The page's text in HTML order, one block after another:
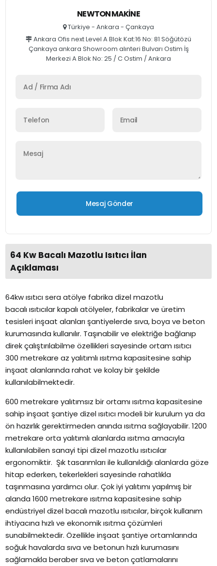
NEWTON MAKINE
Türkiye - Ankara - Çankaya
Ankara Ofis next Level A Blok Kat:16 No: 81 Söğütözü
Çankaya ankara Showroom alınteri Bulvarı Ostim İş
Merkezi A Blok No: 25 / C Ostim / Ankara
64 Kw Bacalı Mazotlu Isıtıcı İlan
Açıklaması
64kw ısıtıcı sera atölye fabrika dizel mazotlu
bacalı ısıtıcılar kapalı atölyeler, fabrikalar ve üretim
tesisleri inşaat alanları şantiyelerde sıva, boya ve beton
kurumasında kullanılır. Taşınabilir ve elektriğe bağlanıp
direk çalıştırılabilme özellikleri sayesinde ortam ısıtıcı
300 metrekare az yalıtımlı ısıtma kapasitesine sahip
inşaat alanlarında rahat ve kolay bir şekilde
kullanılabilmektedir.
600 metrekare yalıtımsız bir ortamı ısıtma kapasitesine
sahip inşaat şantiye dizel ısıtıcı modeli bir kurulum ya da
ön hazırlık gerektirmeden anında ısıtma sağlayabilir. 1200
metrekare orta yalıtımlı alanlarda ısıtma amacıyla
kullanılabilen sanayi tipi dizel mazotlu ısıtıcılar
ergonomiktir. Şık tasarımları ile kullanıldığı alanlarda göze
hitap ederken, tekerlekleri sayesinde rahatlıkla
taşınmasına yardımcı olur. Çok iyi yalıtımı yapılmış bir
alanda 1600 metrekare ısıtma kapasitesine sahip
endüstriyel dizel bacalı mazotlu ısıtıcılar, birçok kullanım
ihtiyacına hızlı ve ekonomik ısıtma çözümleri
sunabilmektedir. Özellikle inşaat şantiye ortamlarında
soğuk havalarda sıva ve betonun hızlı kurumasını
sağlamakla beraber sıva ve beton çatlamalarını